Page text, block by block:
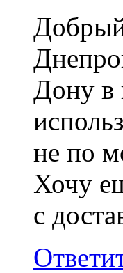
Дону в
не по
Хочу
с